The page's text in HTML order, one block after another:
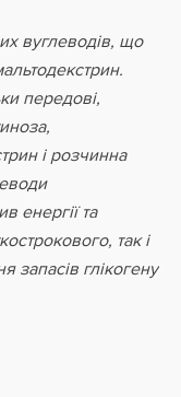
вуглеводів, що
передові,
і розчинна
енергії та
так і
запасів глікогену